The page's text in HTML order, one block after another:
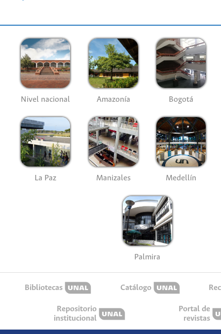
Nivel nacional Amazonía Bogotá
La Paz Manizales Medellín
Palmira
Bibliotecas Catálogo
Repositorio
institucional
Portal de
revistas